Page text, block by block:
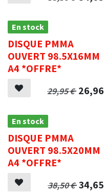
En stock
DISQUE PMMA
OUVERT 98.5X16MM
A4 *OFFRE*
29,95€ 26,96
En stock
DISQUE PMMA
OUVERT 98.5X20MM
A4 *OFFRE*
38,50€ 34,65